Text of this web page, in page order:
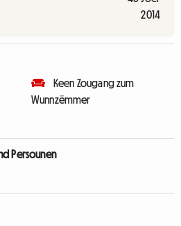
2014
Keen Zougang zum
Wunnzëmmer
Persounen